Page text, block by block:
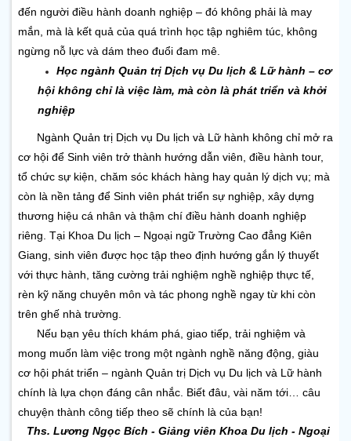
đến người điều hành doanh nghiệp – đó không phải là may
mắn, mà là kết quả của quá trình học tập nghiêm túc, không
ngừng nỗ lực và dám theo đuổi đam mê.
Học ngành Quản trị Dịch vụ Du lịch & Lữ hành – cơ
hội không chỉ là việc làm, mà còn là phát triển và khởi
nghiệp
Ngành Quản trị Dịch vụ Du lịch và Lữ hành không chỉ mở ra
cơ hội để Sinh viên trở thành hướng dẫn viên, điều hành tour,
tổ chức sự kiện, chăm sóc khách hàng hay quản lý dịch vụ; mà
còn là nền tảng để Sinh viên phát triển sự nghiệp, xây dựng
thương hiệu cá nhân và thậm chí điều hành doanh nghiệp
riêng. Tại Khoa Du lịch – Ngoại ngữ Trường Cao đẳng Kiên
Giang, sinh viên được học tập theo định hướng gắn lý thuyết
với thực hành, tăng cường trải nghiệm nghề nghiệp thực tế,
rèn kỹ năng chuyên môn và tác phong nghề ngay từ khi còn
trên ghế nhà trường.
Nếu bạn yêu thích khám phá, giao tiếp, trải nghiệm và
mong muốn làm việc trong một ngành nghề năng động, giàu
cơ hội phát triển – ngành Quản trị Dịch vụ Du lịch và Lữ hành
chính là lựa chọn đáng cân nhắc. Biết đâu, vài năm tới… câu
chuyện thành công tiếp theo sẽ chính là của bạn!
Ths. Lương Ngọc Bích - Giảng viên Khoa Du lịch - Ngoại